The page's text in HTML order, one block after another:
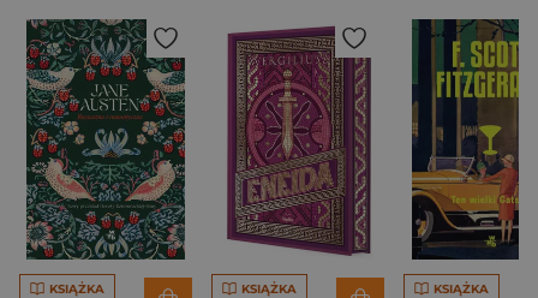
KSIĄŻKA KSIĄŻKA KSIĄŻKA